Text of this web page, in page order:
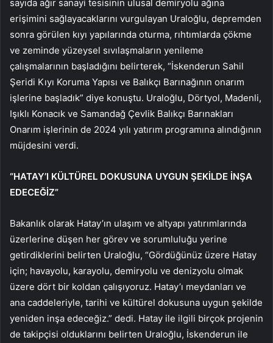
sayıda ağır sanayi tesisinin ulusal demiryolu ağına
erişimini sağlayacaklarını vurgulayan Uraloğlu, depremden
sonra görülen kıyı yapılarında oturma, rıhtımlarda çökme
ve zeminde yüzeysel sıvılaşmaların yenileme
çalışmalarının başladığını belirterek, “İskenderun Sahil
Şeridi Kıyı Koruma Yapısı ve Balıkçı Barınağının onarım
işlerine başladık” diye konuştu. Uraloğlu, Dörtyol, Madenli,
Işıklı Konacık ve Samandağ Çevlik Balıkçı Barınakları
Onarım işlerinin de 2024 yılı yatırım programına alındığının
müjdesini verdi.
“HATAY’I KÜLTÜREL DOKUSUNA UYGUN ŞEKİLDE İNŞA
EDECEĞİZ”
Bakanlık olarak Hatay’ın ulaşım ve altyapı yatırımlarında
üzerlerine düşen her görev ve sorumluluğu yerine
getirdiklerini belirten Uraloğlu, “Gördüğünüz üzere Hatay
için; havayolu, karayolu, demiryolu ve denizyolu olmak
üzere dört bir koldan çalışıyoruz. Hatay’ı meydanları ve
ana caddeleriyle, tarihi ve kültürel dokusuna uygun şekilde
yeniden inşa edeceğiz.” dedi. Hatay ile ilgili birçok projenin
de takipçisi olduklarını belirten Uraloğlu, İskenderun ile